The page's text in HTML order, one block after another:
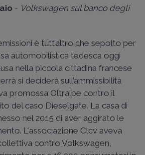
- Volkswagen sul banco degli
è tutt’altro che sepolto per
automobilistica tedesca oggi
nella piccola cittadina francese
si deciderà sull’ammissibilità
promossa Oltralpe contro il
del caso Dieselgate. La casa di
nel 2015 di aver aggirato le
L'associazione Clcv aveva
contro Volkswagen,